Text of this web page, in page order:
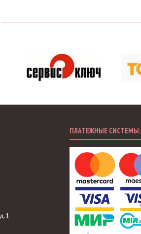
ПЛАТЕЖНЫЕ СИСТЕМЫ: